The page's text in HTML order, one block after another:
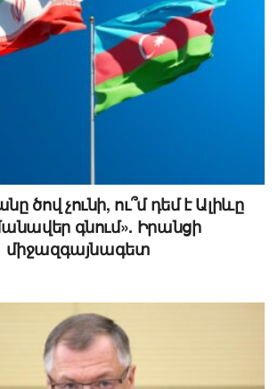
ծով չունի, ու՞մ դեմ է Ալիևը
գնում». Իրանցի
միջազգայնագետ